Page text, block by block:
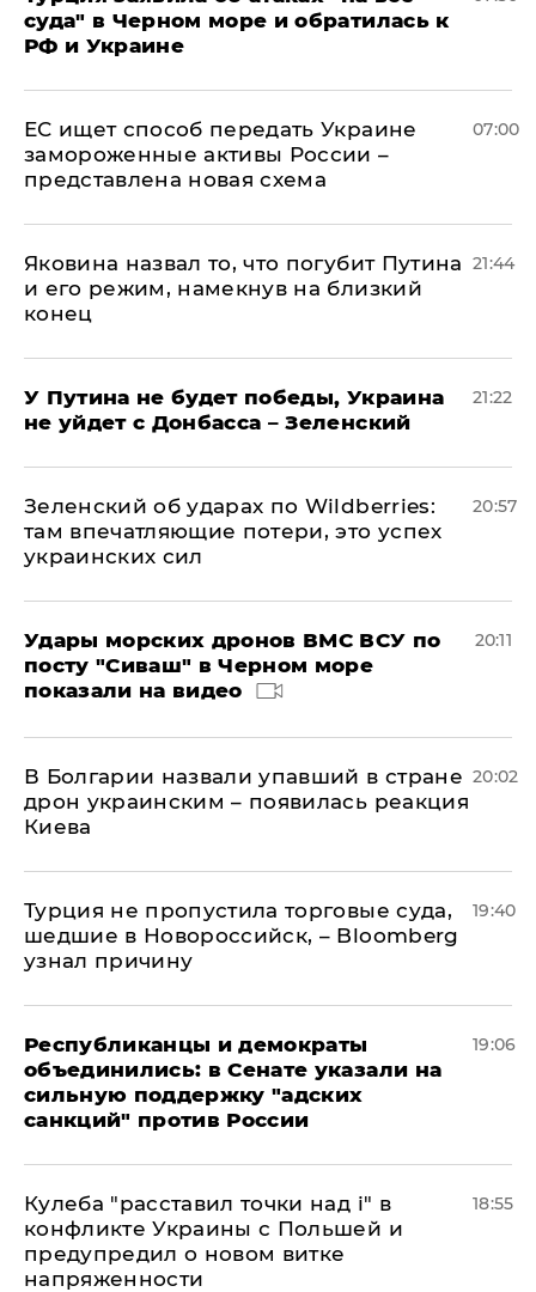
суда" в Черном море и обратилась к
РФ и Украине
ЕС ищет способ передать Украине
замороженные активы России –
представлена новая схема
07:00
Яковина назвал то, что погубит Путина
и его режим, намекнув на близкий
конец
21:44
У Путина не будет победы, Украина
не уйдет с Донбасса – Зеленский
21:22
Зеленский об ударах по Wildberries:
там впечатляющие потери, это успех
украинских сил
20:57
Удары морских дронов ВМС ВСУ по
посту "Сиваш" в Черном море
показали на видео
20:11
В Болгарии назвали упавший в стране
дрон украинским – появилась реакция
Киева
20:02
Турция не пропустила торговые суда,
шедшие в Новороссийск, – Bloomberg
узнал причину
19:40
Республиканцы и демократы
объединились: в Сенате указали на
сильную поддержку "адских
санкций" против России
19:06
Кулеба "расставил точки над і" в
конфликте Украины с Польшей и
предупредил о новом витке
напряженности
18:55